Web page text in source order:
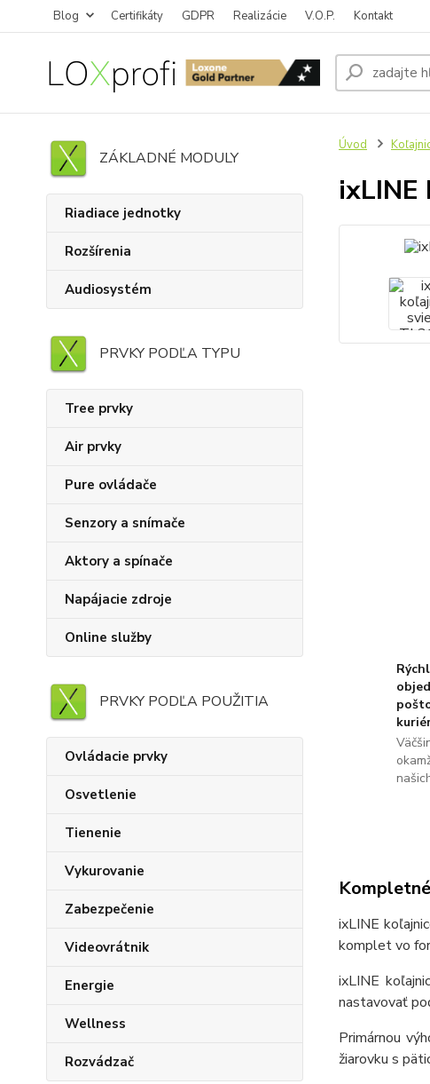
Blog Certifikáty GDPR Realizácie V.O.P. Kontakt
ZÁKLADNÉ MODULY
Riadiace jednotky
Rozšírenia
Audiosystém
PRVKY PODĽA TYPU
Tree prvky
Air prvky
Pure ovládače
Senzory a snímače
Aktory a spínače
Napájacie zdroje
Online služby
PRVKY PODĽA POUŽITIA
Ovládacie prvky
Osvetlenie
Tienenie
Vykurovanie
Zabezpečenie
Videovrátnik
Energie
Wellness
Rozvádzač
Úvod
ixLINE
komplet vo
ixLINE
nastavovať
Primárnou
žiarovku s